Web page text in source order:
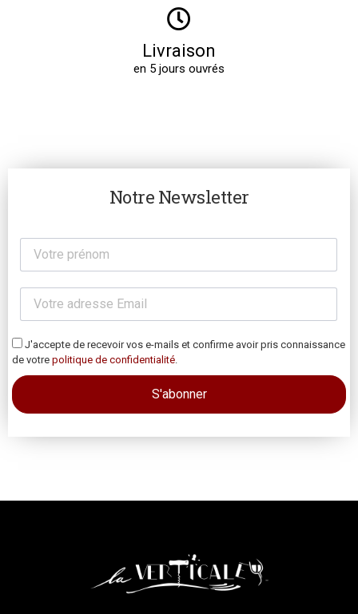
Livraison
en 5 jours ouvrés
Notre Newsletter
J'accepte de recevoir vos e-mails et confirme avoir pris connaissance
de votre politique de confidentialité